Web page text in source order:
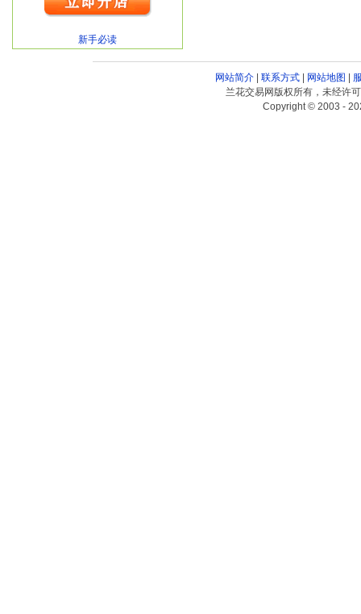
新手必读
网站简介| 联系方式| 网站地图 |
兰花交易网版权所有，未经许
Copyright © 2003 -